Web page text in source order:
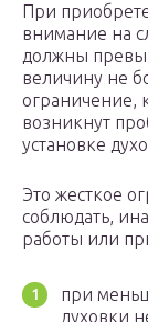
При
внимание на
должны
величину не
ограничение,
возникнут
установке
Это жесткое
соблюдать,
работы или
при
духовки